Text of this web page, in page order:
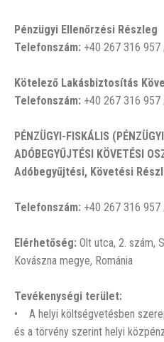
Pénzügyi Ellenőrzési Részleg
Telefonszám: +40 267 316
Kötelező Lakásbiztosítás
Telefonszám: +40 267 316 957
PÉNZÜGYI-FISKÁLIS
ADÓBEGYŰJTÉSI KÖVETÉSI
Adóbegyűjtési, Követési
Telefonszám: +40 267 316
Elérhetőség: Olt utca, 2. szám,
Kovászna megye, Románia
Tevékenységi terület:
• A helyi költségvetésben
és a törvény szerint helyi